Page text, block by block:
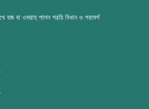
হজ বা ওমরাহ পালন শরয়ি বিধান ও পরামর্শ